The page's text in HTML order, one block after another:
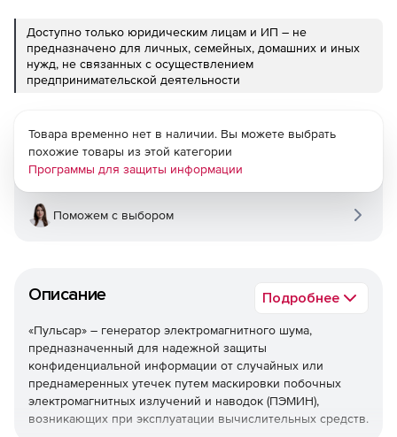
Доступно только юридическим лицам и ИП – не
предназначено для личных, семейных, домашних и иных
нужд, не связанных с осуществлением
предпринимательской деятельности
Описание Подробнее
«Пульсар» – генератор электромагнитного шума,
предназначенный для надежной защиты
конфиденциальной информации от случайных или
преднамеренных утечек путем маскировки побочных
электромагнитных излучений и наводок (ПЭМИН),
возникающих при эксплуатации вычислительных средств.
Товара временно нет в наличии. Вы можете выбрать
похожие товары из этой категории
Программы для защиты информации
Поможем с выбором